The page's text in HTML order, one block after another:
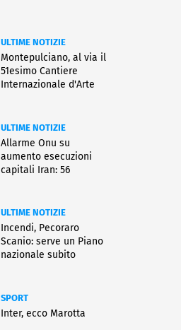
ULTIME NOTIZIE
Montepulciano, al via il
51esimo Cantiere
Internazionale d'Arte
ULTIME NOTIZIE
Allarme Onu su
aumento esecuzioni
capitali Iran: 56
ULTIME NOTIZIE
Incendi, Pecoraro
Scanio: serve un Piano
nazionale subito
SPORT
Inter, ecco Marotta